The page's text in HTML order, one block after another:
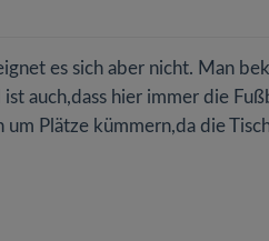
es sich aber nicht. Man
auch,dass hier immer die
Plätze kümmern,da die